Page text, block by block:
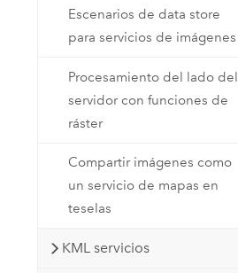
Escenarios de data store
para servicios de imágenes
Procesamiento del lado del
servidor con funciones de
ráster
Compartir imágenes como
un servicio de mapas en
teselas
KML servicios